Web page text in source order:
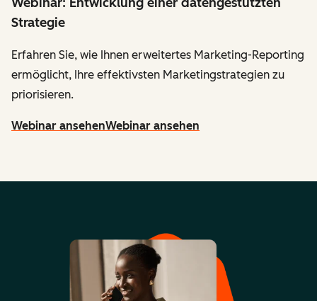
Strategie
Erfahren Sie, wie Ihnen erweitertes Marketing-Reporting
ermöglicht, Ihre effektivsten Marketingstrategien zu
priorisieren.
Webinar ansehenWebinar ansehen